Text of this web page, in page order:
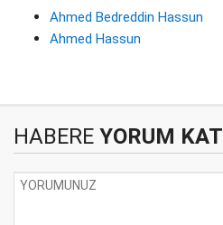
Ahmed Bedreddin Hassun
Ahmed Hassun
HABERE YORUM KAT